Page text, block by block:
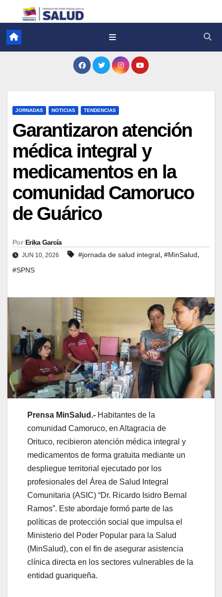
JORNADAS NOTICIAS TENDENCIAS
Garantizaron atención
médica integral y
medicamentos en la
comunidad Camoruco
de Guárico
Por Erika García
JUN 10, 2026 #jornada de salud integral, #MinSalud,
#SPNS
Prensa MinSalud.- Habitantes de la
comunidad Camoruco, en Altagracia de
Orituco, recibieron atención médica integral y
medicamentos de forma gratuita mediante un
despliegue territorial ejecutado por los
profesionales del Área de Salud Integral
Comunitaria (ASIC) “Dr. Ricardo Isidro Bernal
Ramos”. Este abordaje formó parte de las
políticas de protección social que impulsa el
Ministerio del Poder Popular para la Salud
(MinSalud), con el fin de asegurar asistencia
clínica directa en los sectores vulnerables de la
entidad guariqueña.